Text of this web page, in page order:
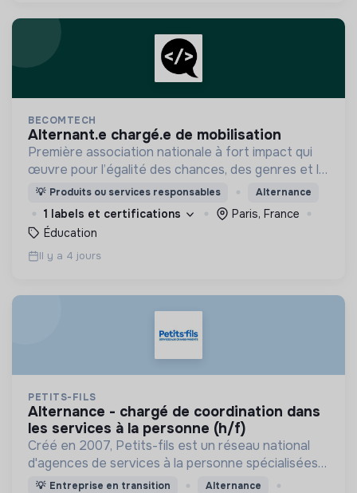
BECOMTECH
alternant.e chargé.e de mobilisation
Première association nationale à fort impact qui
œuvre pour l’égalité des chances, des genres et la
mixité du numérique en initiant les filles et les
femmes de 14 à 25 ans aux métiers du digital.
💡 Produits ou services responsables Alternance
1 labels et certifications
Paris, France
Éducation
Il y a 4 jours
PETITS-FILS
alternance - chargé de coordination dans
les services à la personne (h/f)
Créé en 2007, Petits-fils est un réseau national
d'agences de services à la personne spécialisées
dans l'aide à domicile pour les personnes âgées.
💡 Entreprise en transition Alternance